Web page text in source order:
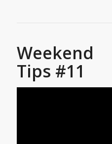
Weekend
Tips #11